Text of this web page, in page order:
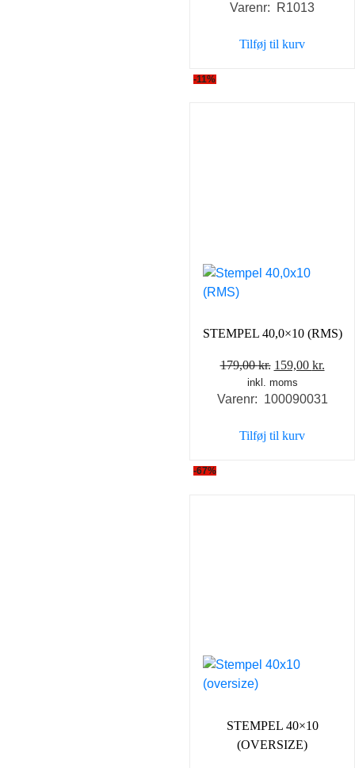
pris
149,00 kr..
Varenr: R1013
Tilføj til kurv
-11%
STEMPEL 40,0×10 (RMS)
179,00kr. Den
oprindelige
pris
179,00 kr..
159,00 kr.Den
pris
inkl. moms
Varenr: 100090031
Tilføj til kurv
-67%
STEMPEL 40×10
(OVERSIZE)